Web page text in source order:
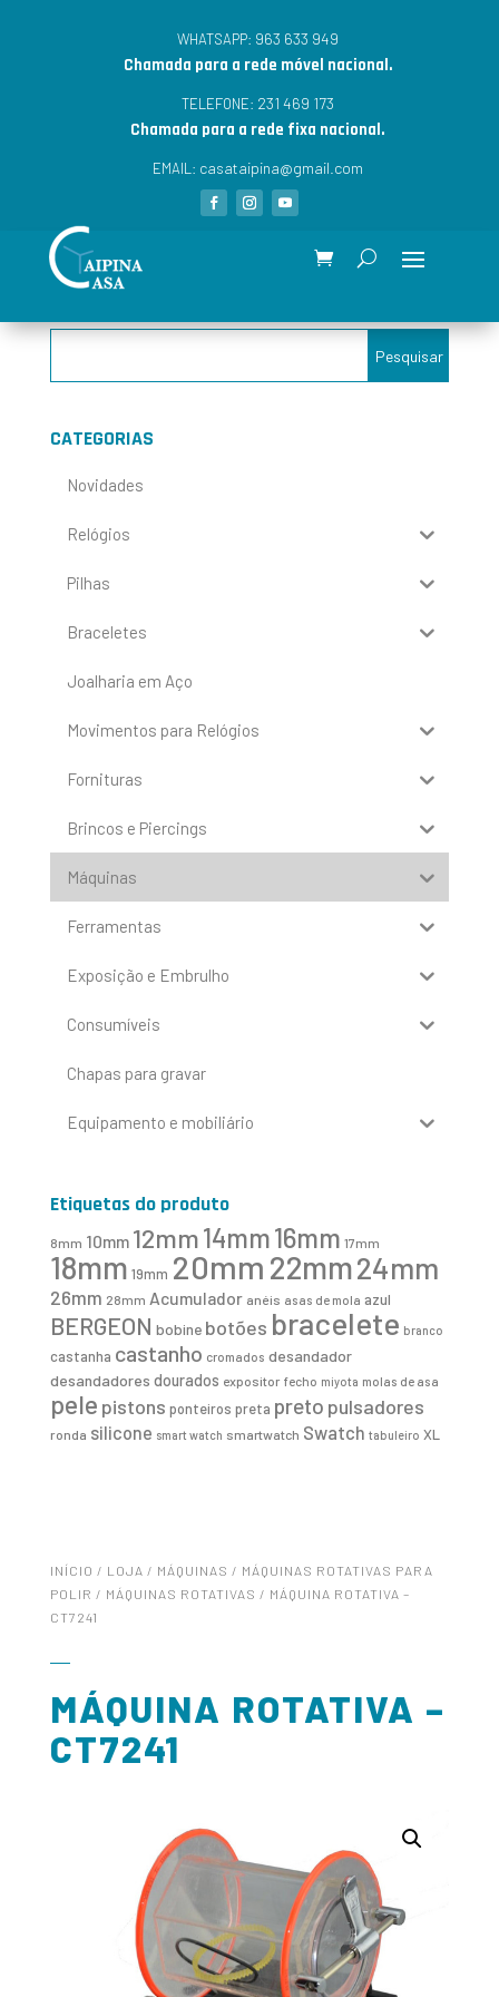
WHATSAPP: 963 633 949
Chamada para a rede móvel nacional.
TELEFONE: 231 469 173
Chamada para a rede fixa nacional.
EMAIL: casataipina@gmail.com
CATEGORIAS
Novidades
Relógios
Pilhas
Braceletes
Joalharia em Aço
Movimentos para Relógios
Fornituras
Brincos e Piercings
Máquinas
Ferramentas
Exposição e Embrulho
Consumíveis
Chapas para gravar
Equipamento e mobiliário
Etiquetas do produto
8mm 10mm 12mm14mm16mm 17mm
18mm 19mm 20mm 22mm24mm
26mm 28mm Acumulador anéis asas de mola azul
BERGEON bobine botões bracelete branco
castanha castanho cromados desandador
desandadores dourados expositor fecho miyota molas de asa
pele pistons ponteiros preta preto pulsadores
ronda silicone smart watch smartwatch Swatch tabuleiro XL
INÍCIO / LOJA / MÁQUINAS / MÁQUINAS ROTATIVAS PARA
POLIR / MÁQUINAS ROTATIVAS / MÁQUINA ROTATIVA –
CT7241
MÁQUINA ROTATIVA –
CT7241